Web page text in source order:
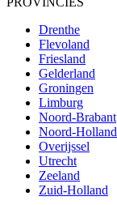
Drenthe
Flevoland
Friesland
Gelderland
Groningen
Limburg
Noord-Brabant
Noord-Holland
Overijssel
Utrecht
Zeeland
Zuid-Holland